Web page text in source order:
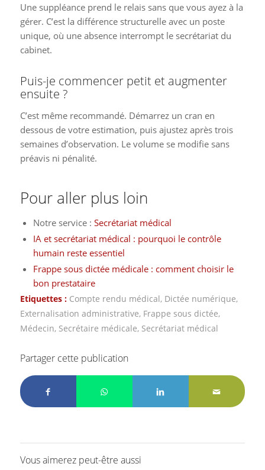
Une suppléance prend le relais sans que vous ayez à la
gérer. C’est la différence structurelle avec un poste
unique, où une absence interrompt le secrétariat du
cabinet.
Puis-je commencer petit et augmenter
ensuite ?
C’est même recommandé. Démarrez un cran en
dessous de votre estimation, puis ajustez après trois
semaines d’observation. Le volume se modifie sans
préavis ni pénalité.
Pour aller plus loin
Notre service : Secrétariat médical
IA et secrétariat médical : pourquoi le contrôle
humain reste essentiel
Frappe sous dictée médicale : comment choisir le
bon prestataire
Etiquettes : Compte rendu médical, Dictée numérique,
Externalisation administrative, Frappe sous dictée,
Médecin, Secrétaire médicale, Secrétariat médical
Partager cette publication
Vous aimerez peut-être aussi